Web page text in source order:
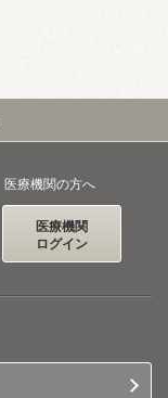
医療機関の方へ
医療機関
ログイン